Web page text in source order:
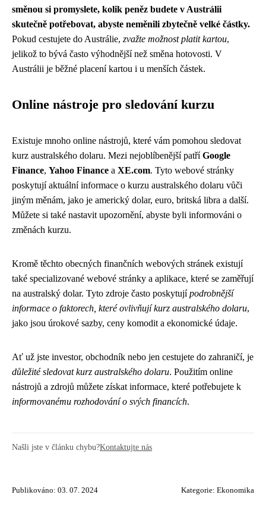
směnou si promyslete, kolik peněz budete v Austrálii
skutečně potřebovat, abyste neměnili zbytečně velké částky.
Pokud cestujete do Austrálie, zvažte možnost platit kartou,
jelikož to bývá často výhodnější než směna hotovosti. V
Austrálii je běžné placení kartou i u menších částek.
Online nástroje pro sledování kurzu
Existuje mnoho online nástrojů, které vám pomohou sledovat
kurz australského dolaru. Mezi nejoblíbenější patříGoogle
Finance, Yahoo Finance a XE.com. Tyto webové stránky
poskytují aktuální informace o kurzu australského dolaru vůči
jiným měnám, jako je americký dolar, euro, britská libra a další.
Můžete si také nastavit upozornění, abyste byli informováni o
změnách kurzu.
Kromě těchto obecných finančních webových stránek existují
také specializované webové stránky a aplikace, které se zaměřují
na australský dolar. Tyto zdroje často poskytujípodrobnější
informace o faktorech, které ovlivňují kurz australského dolaru,
jako jsou úrokové sazby, ceny komodit a ekonomické údaje.
Ať už jste investor, obchodník nebo jen cestujete do zahraničí, je
důležité sledovat kurz australského dolaru. Použitím online
nástrojů a zdrojů můžete získat informace, které potřebujete k
informovanému rozhodování o svých financích.
Našli jste v článku chybu?Kontaktujte nás
Publikováno: 03. 07. 2024 Kategorie: Ekonomika